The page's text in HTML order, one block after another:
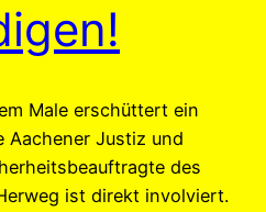
Male erschüttert ein
Aachener Justiz und
des
ist direkt involviert.